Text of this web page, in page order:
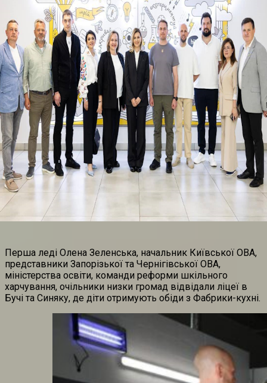
Перша леді Олена Зеленська, начальник Київської ОВА,
представники Запорізької та Чернігівської ОВА,
міністерства освіти, команди реформи шкільного
харчування, очільники низки громад відвідали ліцеї в
Бучі та Синяку, де діти отримують обіди з Фабрики-кухні.